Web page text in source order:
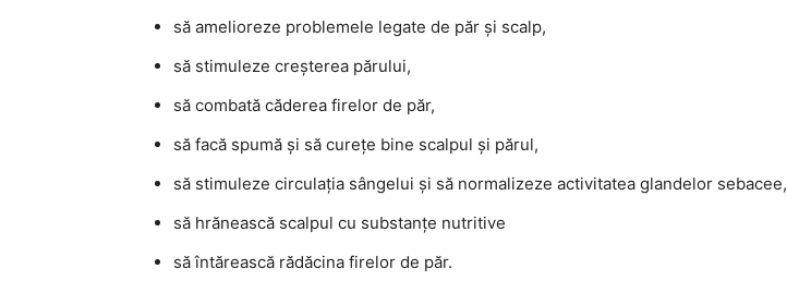
să amelioreze problemele legate de păr și scalp,
să stimuleze creșterea părului,
să combată căderea firelor de păr,
să facă spumă și să curețe bine scalpul și părul,
să stimuleze circulația sângelui și să normalizeze activitatea glandelor sebacee,
să hrănească scalpul cu substanțe nutritive
să întărească rădăcina firelor de păr.